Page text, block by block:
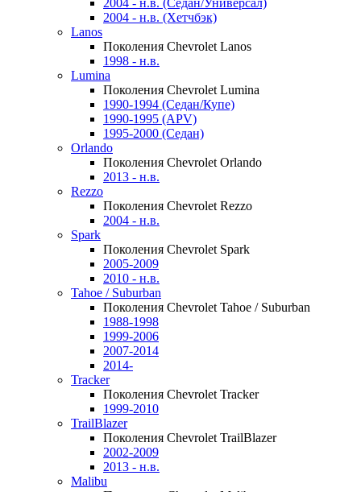
2004 - н.в. (Седан/Универсал)
2004 - н.в. (Хетчбэк)
Lanos
Поколения Chevrolet Lanos
1998 - н.в.
Lumina
Поколения Chevrolet Lumina
1990-1994 (Седан/Купе)
1990-1995 (APV)
1995-2000 (Седан)
Orlando
Поколения Chevrolet Orlando
2013 - н.в.
Rezzo
Поколения Chevrolet Rezzo
2004 - н.в.
Spark
Поколения Chevrolet Spark
2005-2009
2010 - н.в.
Tahoe / Suburban
Поколения Chevrolet Tahoe / Suburban
1988-1998
1999-2006
2007-2014
2014-
Tracker
Поколения Chevrolet Tracker
1999-2010
TrailBlazer
Поколения Chevrolet TrailBlazer
2002-2009
2013 - н.в.
Malibu